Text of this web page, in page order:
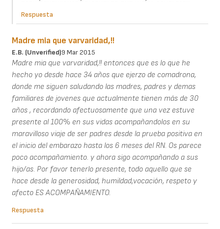
Respuesta
Madre mia que varvaridad,!!
E.B. (unverified)9 Mar 2015
Madre mia que varvaridad,!! entonces que es lo que he
hecho yo desde hace 34 años que ejerzo de comadrona,
donde me siguen saludando las madres, padres y demas
familiares de jovenes que actualmente tienen más de 30
años , recordando afectuosamente que una vez estuve
presente al 100% en sus vidas acompañandolos en su
maravilloso viaje de ser padres desde la prueba positiva en
el inicio del embarazo hasta los 6 meses del RN. Os parece
poco acompañamiento. y ahora sigo acompañando a sus
hijo/as. Por favor tenerlo presente, todo aquello que se
hace desde la generosidad, humildad,vocación, respeto y
afecto ES ACOMPAÑAMIENTO.
Respuesta